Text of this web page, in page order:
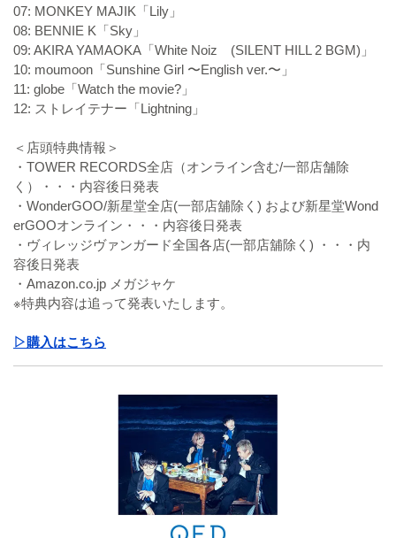
07: MONKEY MAJIK「Lily」
08: BENNIE K「Sky」
09: AKIRA YAMAOKA「White Noiz (SILENT HILL 2 BGM)」
10: moumoon「Sunshine Girl 〜English ver.〜」
11: globe「Watch the movie?」
12: ストレイテナー「Lightning」
＜店頭特典情報＞
・TOWER RECORDS全店（オンライン含む/一部店舗除
く）・・・内容後日発表
・WonderGOO/新星堂全店(一部店舖除く) および新星堂Wond
erGOOオンライン・・・内容後日発表
・ヴィレッジヴァンガード全国各店(一部店舖除く) ・・・内
容後日発表
・Amazon.co.jp メガジャケ
※特典内容は追って発表いたします。
▷購入はこちら